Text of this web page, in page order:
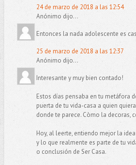
24 de marzo de 2018 a las 12:54
Anónimo dijo...
Entonces la nada adolescente es
25 de marzo de 2018 a las 12:37
Anónimo dijo...
Interesante y muy bien contado!
Estos días pensaba en tu metáfora
puerta de tu vida-casa a quien
donde te parece. Còmo la decoras,
Hoy, al leerte, entiendo mejor la
y lo que realmente es parte de tu
o conclusión de Ser Casa.